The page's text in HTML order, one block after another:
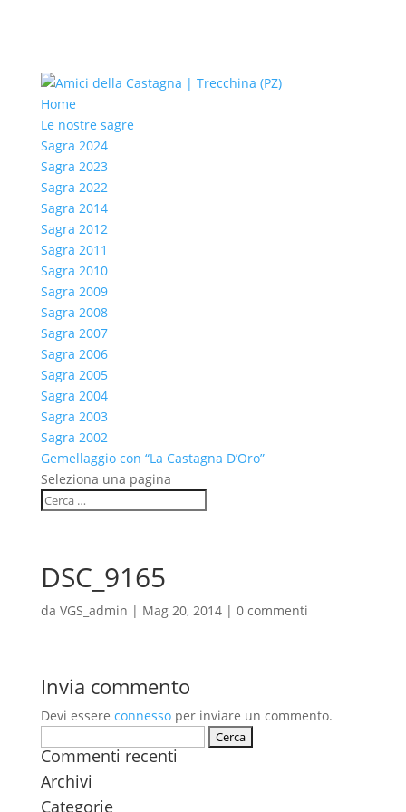
Home
Le nostre sagre
Sagra 2024
Sagra 2023
Sagra 2022
Sagra 2014
Sagra 2012
Sagra 2011
Sagra 2010
Sagra 2009
Sagra 2008
Sagra 2007
Sagra 2006
Sagra 2005
Sagra 2004
Sagra 2003
Sagra 2002
Gemellaggio con “La Castagna D’Oro”
Seleziona una pagina
DSC_9165
da VGS_admin | Mag 20, 2014| 0 commenti
Invia commento
Devi essere connessoper inviare un commento.
per:
Commenti recenti
Archivi
Categorie